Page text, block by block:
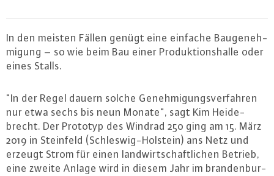
In den meisten Fällen genügt eine einfache Bau­ge­neh­
mi­gung – so wie beim Bau einer Pro­duk­ti­ons­hal­le oder
eines Stalls.
"In der Regel dauern solche Ge­neh­mi­gungs­ver­fah­ren
nur etwa sechs bis neun Monate", sagt Kim Hei­de­
brecht. Der Prototyp des Windrad 250 ging am 15. März
2019 in Steinfeld (Schles­wig-Hol­stein) ans Netz und
erzeugt Strom für einen land­wirt­schaft­li­chen Betrieb,
eine zweite Anlage wird in diesem Jahr im bran­den­bur­